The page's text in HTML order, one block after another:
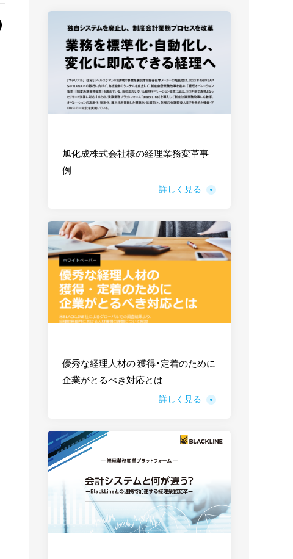
旭化成株式会社様の経理業務変革事
例
詳しく見る
優秀な経理人材の 獲得・定着のために
企業がとるべき対応とは
詳しく見る